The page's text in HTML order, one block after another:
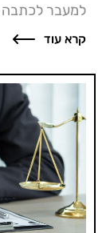
למעבר
קרא עוד